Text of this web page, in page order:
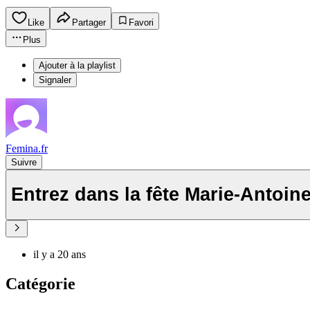
Like Partager
Favori
Plus
Ajouter à la playlist
Signaler
Femina.fr
Suivre
Entrez dans la fête Marie-
il y a 20 ans
Catégorie